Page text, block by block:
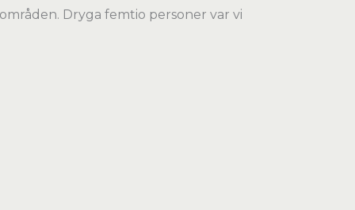
Dryga femtio personer var vi